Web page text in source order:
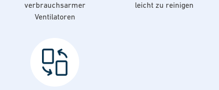
verbrauchsarmer
Ventilatoren
leicht zu reinigen